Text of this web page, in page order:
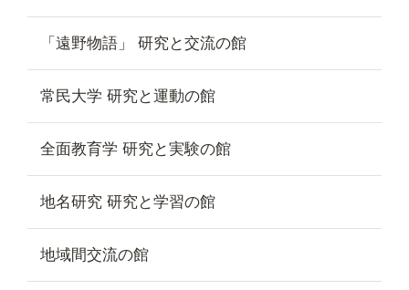
「遠野物語」 研究と交流の館
常民大学 研究と運動の館
全面教育学 研究と実験の館
地名研究 研究と学習の館
地域間交流の館